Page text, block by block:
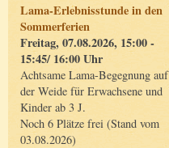
Lama-Erlebnisstunde in den
Sommerferien
Freitag, 07.08.2026, 15:00 -
15:45/ 16:00 Uhr
Achtsame Lama-Begegnung auf
der Weide für Erwachsene und
Kinder ab 3 J.
Noch 6 Plätze frei (Stand vom
03.08.2026)